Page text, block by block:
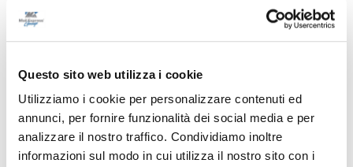
Questo sito web utilizza i cookie
Utilizziamo i cookie per personalizzare contenuti ed
annunci, per fornire funzionalità dei social media e per
analizzare il nostro traffico. Condividiamo inoltre
informazioni sul modo in cui utilizza il nostro sito con i